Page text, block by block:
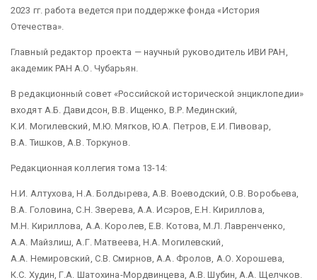
2023 гг. работа ведется при поддержке фонда «История
Отечества».
Главный редактор проекта — научный руководитель ИВИ РАН,
академик РАН А.О. Чубарьян.
В редакционный совет «Российской исторической энциклопедии»
входят А.Б. Давидсон, В.В. Ищенко, В.Р. Мединский,
К.И. Могилевский, М.Ю. Мягков, Ю.А. Петров, Е.И. Пивовар,
В.А. Тишков, А.В. Торкунов.
Редакционная коллегия тома 13-14:
Н.И. Алтухова, Н.А. Болдырева, А.В. Воеводский, О.В. Воробьева,
В.А. Головина, С.Н. Зверева, А.А. Исэров, Е.Н. Кириллова,
М.Н. Кириллова, А.А. Королев, Е.В. Котова, М.Л. Лавренченко,
А.А. Майзлиш, А.Г. Матвеева, Н.А. Могилевский,
А.А. Немировский, С.В. Смирнов, А.А. Фролов, А.О. Хорошева,
К.С. Худин, Г.А. Шатохина-Мордвинцева, А.В. Шубин, А.А. Щелчков.